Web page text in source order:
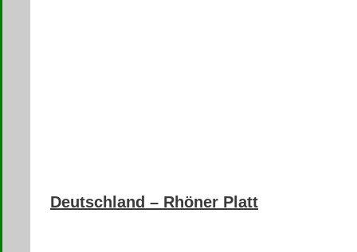
Deutschland – Rhöner Platt